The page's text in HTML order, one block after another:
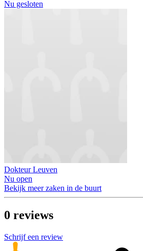
Nu gesloten
Dokteur Leuven
Nu open
Bekijk meer zaken in de buurt
0 reviews
Schrijf een review